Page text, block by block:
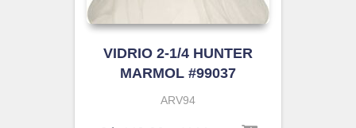
VIDRIO 2-1/4 HUNTER
MARMOL #99037
ARV94